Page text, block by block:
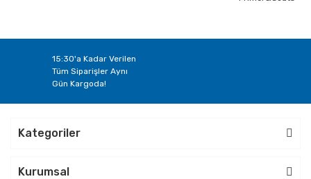
15:30'a Kadar Verilen
Tüm Siparişler Aynı
Gün Kargoda!
Kategoriler
Kurumsal